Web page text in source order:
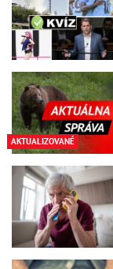
AKTUALIZOVANÉ